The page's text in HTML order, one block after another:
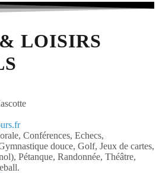
LOISIRS
Conférences, Echecs,
douce, Golf, Jeux de cartes,
Pétanque, Randonnée, Théâtre,